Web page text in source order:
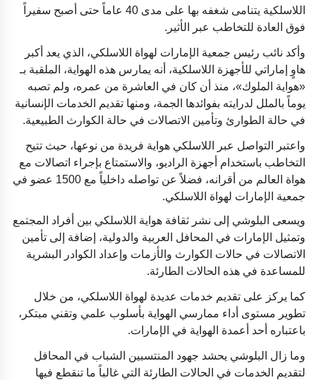
اللاسلكية يتنامى شغفه بها على مدى 40 عاماً حتى أصبح سفيراً
فوق العادة للتخاطب عبر الأثير.
وأكد نائب رئيس جمعية الإمارات لهواة اللاسلكي، الذي يعد أكبر
هاوٍ إماراتي للأجهزة اللاسلكية، أنه يمارس هذه الهواية، الملقبة بـ
«هواية الملوك»، منذ أن كان في العاشرة من عمره، ولم تصبه
يوماً بالملل لدرايته بفوائدها الجمة، ومنها تقديم الخدمات الإنسانية
في حالة الطوارئ وتأمين الاتصالات في حالة الكوارث الطبيعية.
واعتبر التواصل عبر اللاسلكي هواية فريدة من نوعها، حيث تتيح
التخاطب باستخدام أجهزة الراديو، والاستمتاع بإجراء اتصالات مع
هواة العالم من أقرانه، فضلاً عن تواصله داخلياً مع 1500 عضو في
جمعية الإمارات لهواة اللاسلكي.
ويسعى البلوشي إلى نشر ثقافة هواية اللاسلكي بين أفراد المجتمع
وتمثيل الإمارات في المحافل العربية والدولية، إضافة إلى تأمين
الاتصالات في حالات الكوارث والأزمات وإعداد الكوادر البشرية
للمساعدة في هذه الحالات الطارئة.
كما يركز على تقديم خدمات عديدة لهواة اللاسلكي، من خلال
تطوير مستوى أداء ممارسي الهواية بأسلوب علمي وتقني مبتكر،
باعتباره أحد أعمدة الهواية في الإمارات.
وما زال البلوشي يحشد جهود المنتسبين الشباب في المحافل
لتقديم الخدمات في الحالات الطارئة التي غالباً ما تنقطع فيها